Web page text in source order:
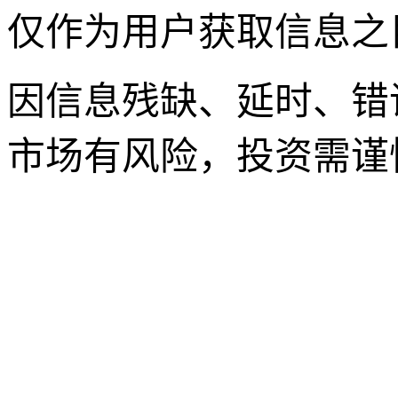
仅作为用户获取信息
因信息残缺、延时、
市场有风险，投资需